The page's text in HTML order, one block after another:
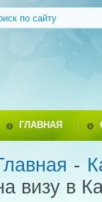
ГЛАВНАЯ
-
визу в